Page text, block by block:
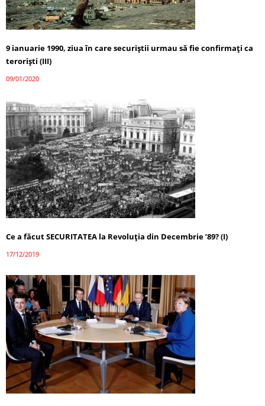
9 ianuarie 1990, ziua în care securiștii urmau să fie confirmați ca
teroriști (III)
09/01/2020
Ce a făcut SECURITATEA la Revoluția din Decembrie ’89? (I)
17/12/2019